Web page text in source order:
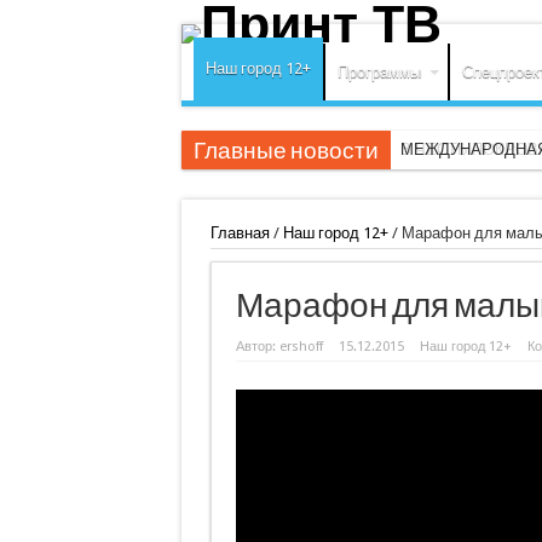
Наш город 12+ Программы
Главные новости
Главная/ Наш город 12+/ Марафон для
Марафон для
Автор: ershoff 15.12.2015 Наш город 12+